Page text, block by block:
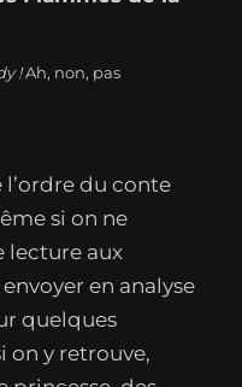
!Ah, non, pas
du conte
si on ne
lecture aux
en analyse
quelques
on y retrouve,